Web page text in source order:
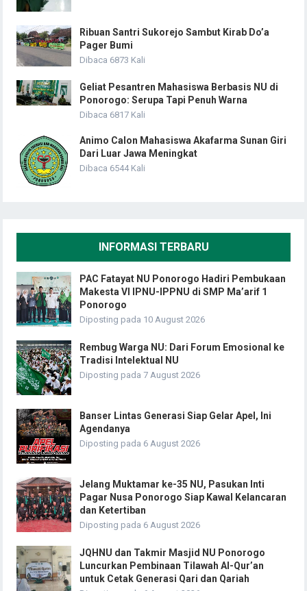
Ribuan Santri Sukorejo Sambut Kirab Do’a
Pager Bumi
Dibaca 6873 Kali
Geliat Pesantren Mahasiswa Berbasis NU di
Ponorogo: Serupa Tapi Penuh Warna
Dibaca 6817 Kali
Animo Calon Mahasiswa Akafarma Sunan Giri
Dari Luar Jawa Meningkat
Dibaca 6544 Kali
INFORMASI TERBARU
PAC Fatayat NU Ponorogo Hadiri Pembukaan
Makesta VI IPNU-IPPNU di SMP Ma’arif 1
Ponorogo
Diposting pada 10 August 2026
Rembug Warga NU: Dari Forum Emosional ke
Tradisi Intelektual NU
Diposting pada 7 August 2026
Banser Lintas Generasi Siap Gelar Apel, Ini
Agendanya
Diposting pada 6 August 2026
Jelang Muktamar ke-35 NU, Pasukan Inti
Pagar Nusa Ponorogo Siap Kawal Kelancaran
dan Ketertiban
Diposting pada 6 August 2026
JQHNU dan Takmir Masjid NU Ponorogo
Luncurkan Pembinaan Tilawah Al-Qur’an
untuk Cetak Generasi Qari dan Qariah